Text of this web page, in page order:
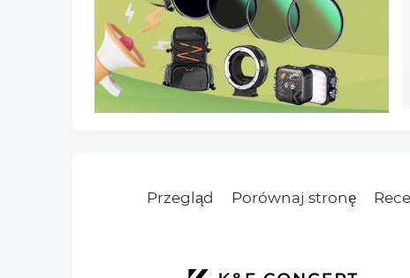
Przegląd Porównaj stronę